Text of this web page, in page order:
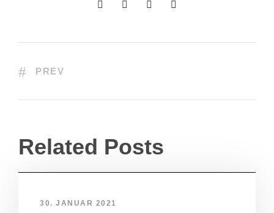
PREV
Related Posts
30. JANUAR 2021